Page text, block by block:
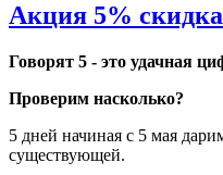
Акция 5%
Говорят 5 - это удачная
Проверим насколько?
5 дней начиная с 5 мая
существующей.